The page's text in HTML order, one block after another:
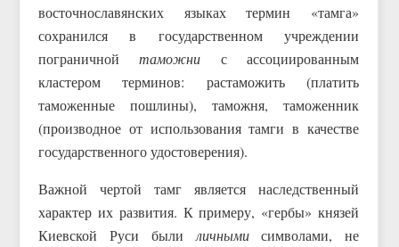
восточнославянских языках термин «тамга»
сохранился в государственном учреждении
пограничнойтаможни с ассоциированным
кластером терминов: растаможить (платить
таможенные пошлины), таможня, таможенник
(производное от использования тамги в качестве
государственного удостоверения).
Важной чертой тамг является наследственный
характер их развития. К примеру, «гербы» князей
Киевской Руси былиличнымисимволами, не